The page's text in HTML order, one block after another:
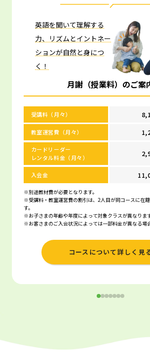
英語を聞いて理解する
力、リズムとイントネー
ションが自然と身につ
く！
月謝（授業料）のご案
受講料（月々）
教室運営費（月々）
カードリーダー
レンタル料金（月々）
入会金
※別途教材費が必要となります。
※受講料・教室運営費の割引は、2人目が同コースに在
す。
※お子さまの年齢や年度によって対象クラスが異なります
※お客さまのご入会状況によっては一部料金が異なる場
コースについて詳しく見